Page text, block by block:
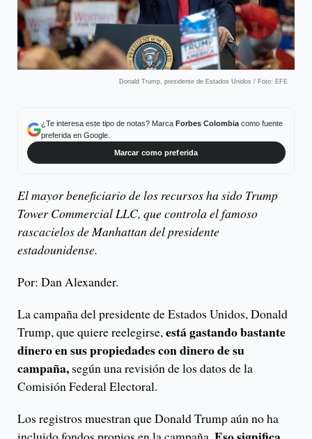
Donald Trump, presidente de Estados Unidos / Foto: EFE
¿Te interesa este tipo de notas? Marca Forbes Colombiacomo fuente
preferida en Google.
Marcar como preferida
El mayor beneficiario de los recursos ha sido Trump
Tower Commercial LLC, que controla el famoso
rascacielos de Manhattan del presidente
estadounidense.
Por: Dan Alexander.
La campaña del presidente de Estados Unidos, Donald
Trump, que quiere reelegirse,está gastando bastante
dinero en sus propiedades con dinero de su
campaña, según una revisión de los datos de la
Comisión Federal Electoral.
Los registros muestran que Donald Trump aún no ha